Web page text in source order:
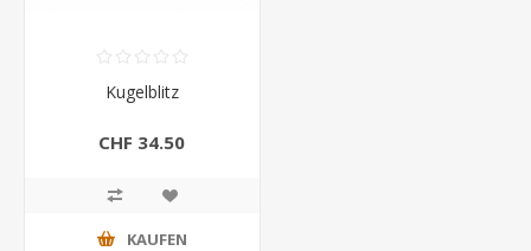
Kugelblitz
CHF 34.50
KAUFEN